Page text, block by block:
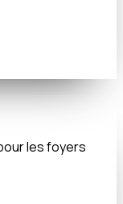
les foyers